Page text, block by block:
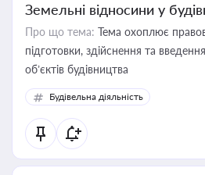
Земельні відносини у
Про що тема: Тема охоплює
підготовки, здійснення та
об’єктів будівництва
Будівельна діяльність